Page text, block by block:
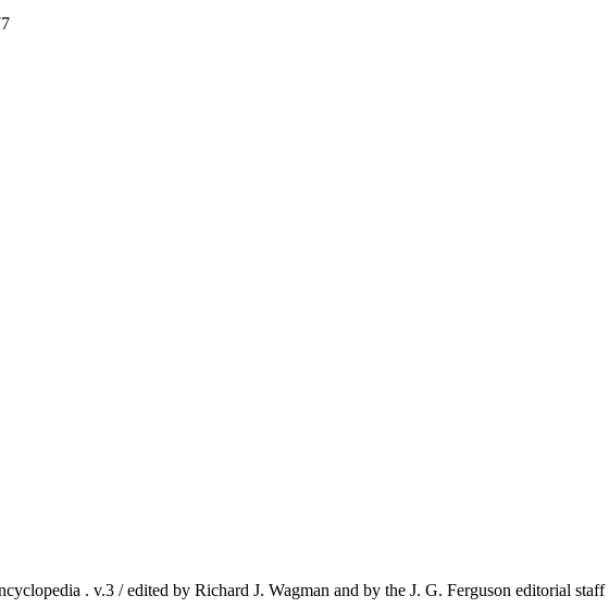
. v.3 / edited by Richard J. Wagman and by the J. G. Ferguson editorial staff